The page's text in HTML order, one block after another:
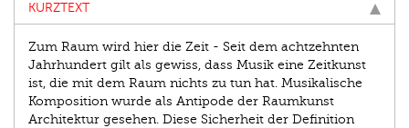
KURZTEXT
Zum Raum wird hier die Zeit - Seit dem achtzehnten
Jahrhundert gilt als gewiss, dass Musik eine Zeitkunst
ist, die mit dem Raum nichts zu tun hat. Musikalische
Komposition wurde als Antipode der Raumkunst
Architektur gesehen. Diese Sicherheit der Definition